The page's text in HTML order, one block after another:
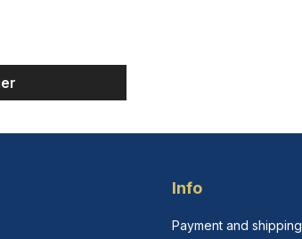
Info
Payment and shipping